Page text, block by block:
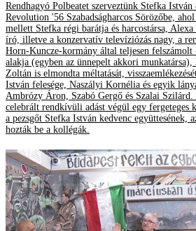
Rendhagyó Polbeatet szerveztünk Stefka István
Revolution '56 Szabadságharcos Sörözőbe,
mellett Stefka régi barátja és harcostársa,
író, illetve a konzervatív televíziózás nagy, a
Horn-Kuncze-kormány által teljesen felszámolt
alakja (egyben az ünnepelt akkori munkatársa),
Zoltán is elmondta méltatását,
István felesége, Naszályi Kornélia és egyik
Ambrózy Áron, Szabó Gergő és Szalai
celebrált rendkívüli adást végül egy fergeteges
a pezsgőt Stefka István kedvenc együttesének,
hozták be a kollégák.